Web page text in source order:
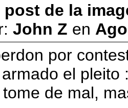
post de la
John Z en
por
el pleito
de mal,